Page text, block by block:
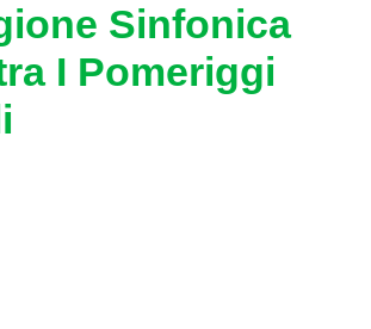
Sinfonica
I Pomeriggi